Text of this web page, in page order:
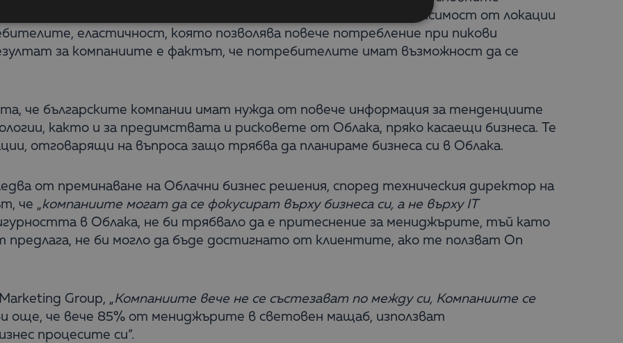
на разходите, в пъти по-голяма сигурност на данните, независимост от локации
еластичност, която позволява повече потребление при пикови
за компаниите е фактът, че потребителите имат възможност да се
че българските компании имат нужда от повече информация за тенденциите
както и за предимствата и рисковете от Облака, пряко касаещи бизнеса. Те
отговарящи на въпроса защо трябва да планираме бизнеса си в Облака.
от преминаване на Облачни бизнес решения, според техническия директор на
че „компаниите могат да се фокусират върху бизнеса си, а не върху IT
в Облака, не би трябвало да е притеснение за мениджърите, тъй като
не би могло да бъде достигнато от клиентите, ако те ползват On
Group, „Компаниите вече не се състезават по между си, Компаниите се
още, че вече 85% от мениджърите в световен мащаб, използват
процесите си“.